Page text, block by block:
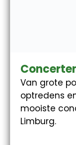
Van grote
optredens
mooiste
Limburg.